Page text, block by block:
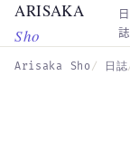
Skip to main content
ARISAKA
Sho
日
誌
Arisaka Sho 日誌